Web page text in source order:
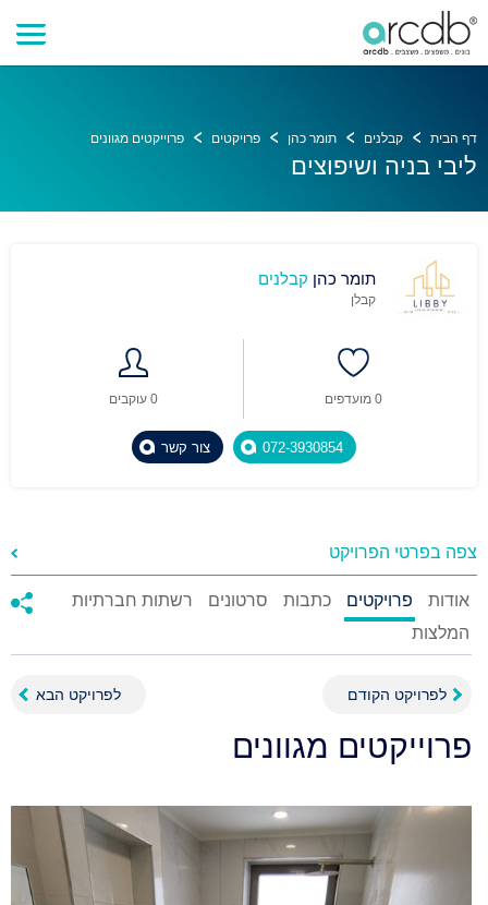
דף הבית קבלנים תומר כהן פרויקטים פרוייקטים מגוונים
ליבי בניה ושיפוצים
תומר כהן קבלנים
קבלן
0 עוקבים 0 מועדפים
צור קשר 072-3930854
צפה בפרטי הפרויקט
אודות פרויקטים כתבות סרטונים
רשתות חברתיות
המלצות
לפרויקט הקודם לפרויקט הבא
פרוייקטים מגוונים